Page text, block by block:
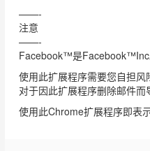
——-
注意
——-
Facebook™是Facebook™Inc
使用此扩展程序需要您自担
对于因此扩展程序删除邮件
使用此Chrome扩展程序即表